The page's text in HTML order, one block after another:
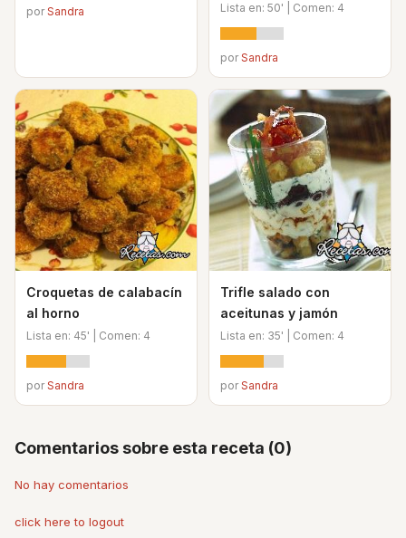
porSandra Lista en: 50' | Comen: 4
porSandra
Croquetas de calabacín
al horno
Lista en: 45' | Comen: 4
porSandra
Trifle salado con
aceitunas y jamón
Lista en: 35' | Comen: 4
porSandra
Comentarios sobre esta receta (0)
No hay comentarios
click here to logout